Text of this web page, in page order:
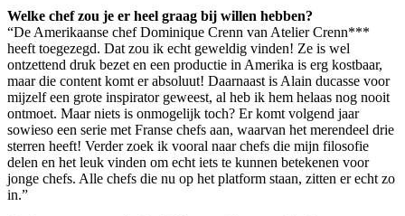
Welke chef zou je er heel graag bij willen hebben?
“De Amerikaanse chef Dominique Crenn van Atelier Crenn***
heeft toegezegd. Dat zou ik echt geweldig vinden! Ze is wel
ontzettend druk bezet en een productie in Amerika is erg kostbaar,
maar die content komt er absoluut! Daarnaast is Alain ducasse voor
mijzelf een grote inspirator geweest, al heb ik hem helaas nog nooit
ontmoet. Maar niets is onmogelijk toch? Er komt volgend jaar
sowieso een serie met Franse chefs aan, waarvan het merendeel drie
sterren heeft! Verder zoek ik vooral naar chefs die mijn filosofie
delen en het leuk vinden om echt iets te kunnen betekenen voor
jonge chefs. Alle chefs die nu op het platform staan, zitten er echt zo
in.”